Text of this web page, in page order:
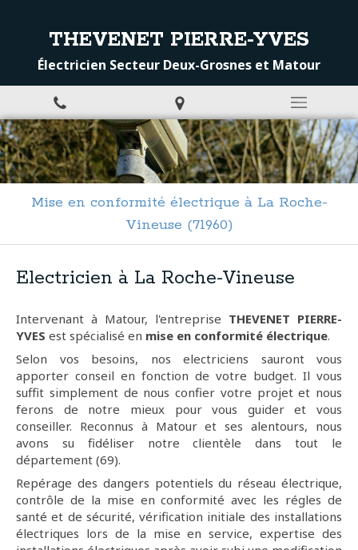
THEVENET PIERRE-YVES
Électricien Secteur Deux-Grosnes et Matour
Mise en conformité électrique à La Roche-
Vineuse (71960)
Electricien à La Roche-Vineuse
Intervenant à Matour, l'entreprise THEVENET PIERRE-
YVES est spécialisé en mise en conformité électrique.
Selon vos besoins, nos electriciens sauront vous
apporter conseil en fonction de votre budget. Il vous
suffit simplement de nous confier votre projet et nous
ferons de notre mieux pour vous guider et vous
conseiller. Reconnus à Matour et ses alentours, nous
avons su fidéliser notre clientèle dans tout le
département (69).
Repérage des dangers potentiels du réseau électrique,
contrôle de la mise en conformité avec les régles de
santé et de sécurité, vérification initiale des installations
électriques lors de la mise en service, expertise des